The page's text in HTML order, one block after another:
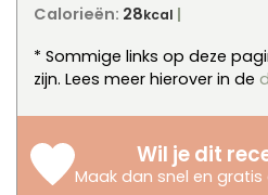
Calorieën: 28kcal
* Sommige links op deze
zijn. Lees meer hierover in de
Wil je dit
Maak dan snel en